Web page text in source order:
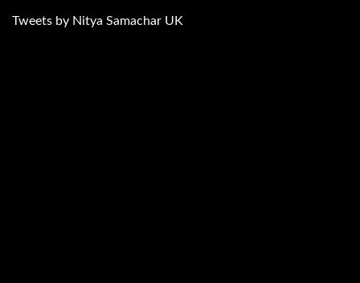
Tweets by Nitya Samachar UK